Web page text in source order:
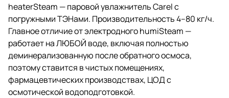
heaterSteam — паровой увлажнитель Carel с
погружными ТЭНами. Производительность 4–80 кг/ч.
Главное отличие от электродного humiSteam —
работает на ЛЮБОЙ воде, включая полностью
деминерализованную после обратного осмоса,
поэтому ставится в чистых помещениях,
фармацевтических производствах, ЦОД с
осмотической водоподготовкой.